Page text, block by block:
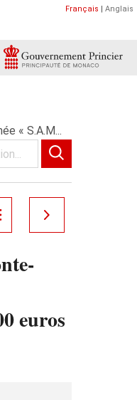
Français | Anglais
« S.A.M...
euros